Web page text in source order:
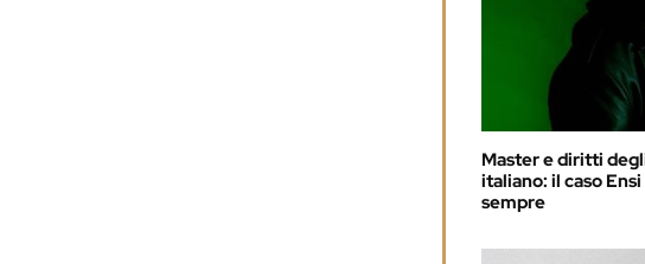
Master e diritti
italiano: il caso
sempre